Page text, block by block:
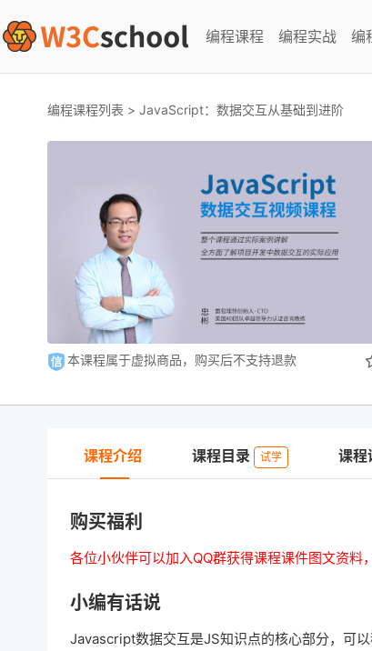
编程课程 编程实战 编
编程课程列表 > JavaScript：数据交互从基础到进阶
本课程属于虚拟商品，购买后不支持退款
课程介绍 课程目录 试学 课程
购买福利
各位小伙伴可以加入QQ群获得课程课件图文资料
小编有话说
Javascript数据交互是JS知识点的核心部分，可